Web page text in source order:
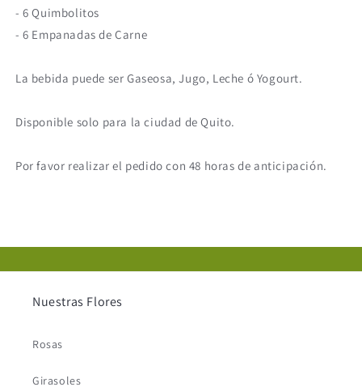
- 6 Quimbolitos
- 6 Empanadas de Carne
La bebida puede ser Gaseosa, Jugo, Leche ó Yogourt.
Disponible solo para la ciudad de Quito.
Por favor realizar el pedido con 48 horas de anticipación.
Nuestras Flores
Rosas
Girasoles